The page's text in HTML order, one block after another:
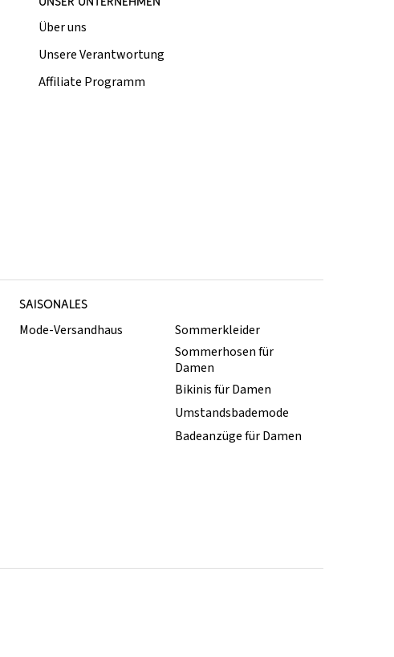
Über uns
Unsere Verantwortung
Affiliate Programm
SAISONALES
Mode-Versandhaus
Sommerkleider
Sommerhosen für
Damen
Bikinis für Damen
Umstandsbademode
Badeanzüge für Damen